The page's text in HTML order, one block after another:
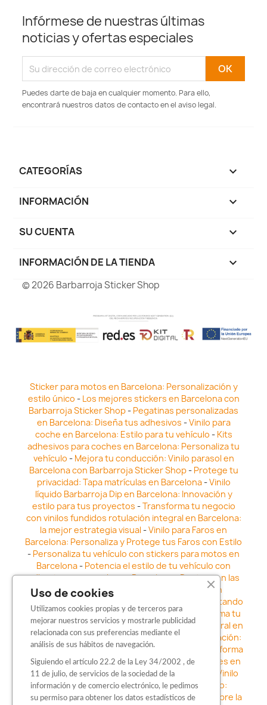
Infórmese de nuestras últimas
noticias y ofertas especiales
Puedes darte de baja en cualquier momento. Para ello,
encontrará nuestros datos de contacto en el aviso legal.
CATEGORÍAS 
INFORMACIÓN 
SU CUENTA 
INFORMACIÓN DE LA TIENDA keyboard_arrow_down
© 2026 Barbarroja Sticker Shop
Sticker para motos en Barcelona: Personalización y
estilo único - Los mejores stickers en Barcelona con
Barbarroja Sticker Shop- Pegatinas personalizadas
en Barcelona: Diseña tus adhesivos -Vinilo para
coche en Barcelona: Estilo para tu vehículo - Kits
adhesivos para coches en Barcelona: Personaliza tu
vehículo - Mejora tu conducción: Vinilo parasol en
Barcelona con Barbarroja Sticker Shop- Protege tu
privacidad: Tapa matrículas en Barcelona-Vinilo
líquido Barbarroja Dip en Barcelona: Innovación y
estilo para tus proyectos -Transforma tu negocio
con vinilos fundidos rotulación integral en Barcelona:
la mejor estrategia visual -Vinilo para Faros en
Barcelona: Personaliza y Protege tus Faros con Estilo
- Personaliza tu vehículo con stickers para motos en
Barcelona- Potencia el estilo de tu vehículo con
adhesivos para coche en Barcelona-Destaca en las
calles: Los Mejores stickers para coches en
Vinilo para faros en Barcelona: Resaltando
la Estética y Seguridad del Automóvil- Transforma tu
vehículo con los vinilos fundidos rotulación integral en
Barcelona-Explora la Innovación en Personalización:
Vinilo líquido barbarroja dip en Barcelona
Transforma
tu vehículo con estilo: Kits adhesivos para coches en
Barcelona-Personaliza tu vehículo con estilo: Vinilo
para coche en Barcelona-Destaca con Estilo:
Pegatinas personalizadas en Barcelona -Descubre la
Uso de cookies
Utilizamos cookies propias y de terceros para
mejorar nuestros servicios y mostrarle publicidad
relacionada con sus preferencias mediante el
análisis de sus hábitos de navegación.
Siguiendo el artículo 22.2 de la Ley 34/2002 , de
11 de julio, de servicios de la sociedad de la
información y de comercio electrónico, le pedimos
su permiso para obtener los datos estadísticos de